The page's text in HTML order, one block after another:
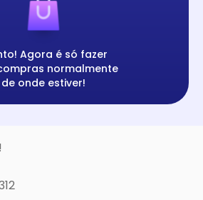
Agora é só fazer
normalmente
de onde estiver!